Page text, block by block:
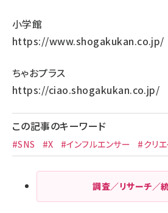
小学館
https://www.shogakukan.co.jp/
ちゃおプラス
https://ciao.shogakukan.co.jp/
この記事のキーワード
#SNS #X #インフルエンサー #クリ
調査／リサーチ／